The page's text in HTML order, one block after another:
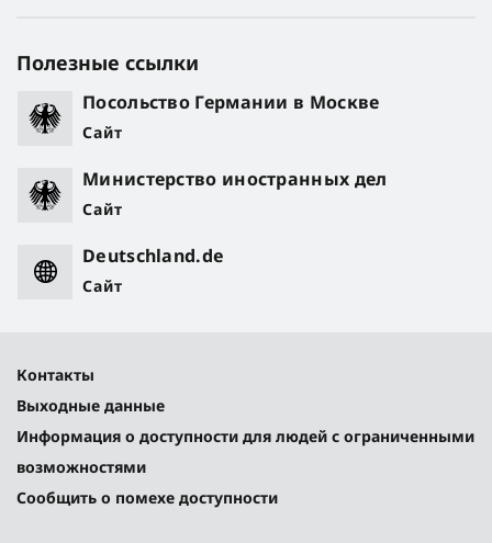
Полезные ссылки
Посольство Германии в Москве
Сайт
Министерство иностранных дел
Сайт
Deutschland.de
Сайт
Контакты
Выходные данные
Информация о доступности для людей с ограниченными
возможностями
Сообщить о помехе доступности